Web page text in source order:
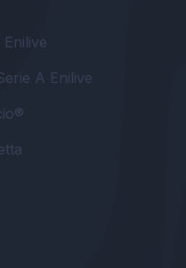
A Enilive